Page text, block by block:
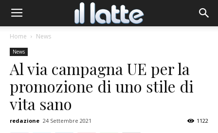
Home News
News
Al via campagna UE per la
promozione di uno stile di
vita sano
redazione 24 Settembre 2021 1122